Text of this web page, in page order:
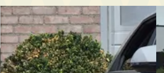
EVA
Hyundai Ioniq·2022
5
€ 29.000